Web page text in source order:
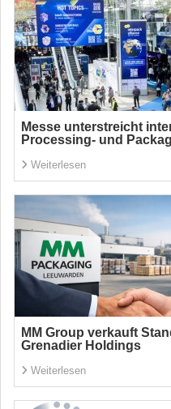
Messe unterstreicht
Processing- und
Weiterlesen
MM Group verkauft
Grenadier Holdings
Weiterlesen